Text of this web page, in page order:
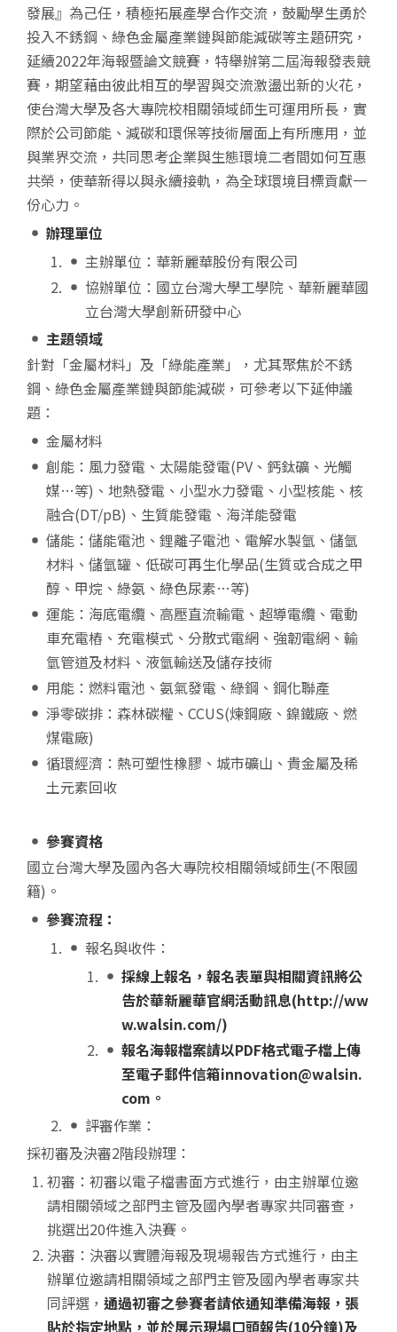
發展』為己任，積極拓展產學合作交流，鼓勵學生勇於
投入不銹鋼、綠色金屬產業鏈與節能減碳等主題研究，
延續2022年海報暨論文競賽，特舉辦第二屆海報發表競
賽，期望藉由彼此相互的學習與交流激盪出新的火花，
使台灣大學及各大專院校相關領域師生可運用所長，實
際於公司節能、減碳和環保等技術層面上有所應用，並
與業界交流，共同思考企業與生態環境二者間如何互惠
共榮，使華新得以與永續接軌，為全球環境目標貢獻一
份心力。
辦理單位
主辦單位：華新麗華股份有限公司
協辦單位：國立台灣大學工學院、華新麗華國
立台灣大學創新研發中心
主題領域
針對「金屬材料」及「綠能產業」，尤其聚焦於不銹
鋼、綠色金屬產業鏈與節能減碳，可參考以下延伸議
題：
金屬材料
創能：風力發電、太陽能發電(PV、鈣鈦礦、光觸
媒…等)、地熱發電、小型水力發電、小型核能、核
融合(DT/pB)、生質能發電、海洋能發電
儲能：儲能電池、鋰離子電池、電解水製氫、儲氫
材料、儲氫罐、低碳可再生化學品(生質或合成之甲
醇、甲烷、綠氨、綠色尿素…等)
運能：海底電纜、高壓直流輸電、超導電纜、電動
車充電樁、充電模式、分散式電網、強韌電網、輸
氫管道及材料、液氫輸送及儲存技術
用能：燃料電池、氨氣發電、綠鋼、鋼化聯產
淨零碳排：森林碳權、CCUS(煉鋼廠、鎳鐵廠、燃
煤電廠)
循環經濟：熱可塑性橡膠、城市礦山、貴金屬及稀
土元素回收
參賽資格
國立台灣大學及國內各大專院校相關領域師生(不限國
籍)。
參賽流程：
報名與收件：
採線上報名，報名表單與相關資訊將公
告於華新麗華官網活動訊息(http://ww
w.walsin.com/)
報名海報檔案請以PDF格式電子檔上傳
至電子郵件信箱innovation@walsin.
com 。
評審作業：
採初審及決審2階段辦理：
初審：初審以電子檔書面方式進行，由主辦單位邀
請相關領域之部門主管及國內學者專家共同審查，
挑選出20件進入決賽。
決審：決審以實體海報及現場報告方式進行，由主
辦單位邀請相關領域之部門主管及國內學者專家共
同評選，通過初審之參賽者請依通知準備海報，張
貼於指定地點，並於展示現場口頭報告(10分鐘)及